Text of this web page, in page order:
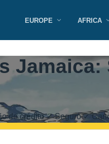
EUROPE AFRICA
de crédito ✓ Seguro ✓